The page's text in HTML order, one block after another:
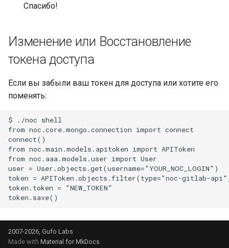
Спасибо!
Изменение или Восстановление
токена доступа
Если вы забыли ваш токен для доступа или хотите его
поменять:
$ ./noc shell
from noc.core.mongo.connection import connect
connect()
from noc.main.models.apitoken import APIToken
from noc.aaa.models.user import User
user = User.objects.get(username="YOUR_NOC_LOGIN")
token = APIToken.objects.filter(type="noc-gitlab-
token.token = "NEW_TOKEN"
2007-2026, Gufo Labs
Made with Material for MkDocs